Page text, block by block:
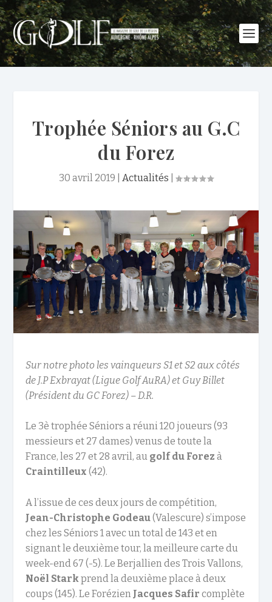
Trophée Séniors au G.C
du Forez
30 avril 2019 Actualités
Sur notre photo les vainqueurs S1 et S2 aux côtés
de J.P Exbrayat (Ligue Golf AuRA) et Guy Billet
(Président du GC Forez) – D.R.
Le 3è trophée Séniors a réuni 120 joueurs (93
messieurs et 27 dames) venus de toute la
France, les 27 et 28 avril, au golf du Forez à
Craintilleux (42).
A l’issue de ces deux jours de compétition,
Jean-Christophe Godeau(Valescure) s’impose
chez les Séniors 1 avec un total de 143 et en
signant le deuxième tour, la meilleure carte du
week-end 67 (-5). Le Berjallien des Trois Vallons,
Noël Stark prend la deuxième place à deux
coups (145). Le Forézien Jacques Safir complète